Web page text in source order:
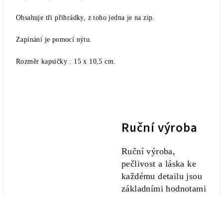
Obsahuje tři přihrádky, z toho jedna je na zip.
Zapínání je pomocí nýtu.
Rozměr kapsičky : 15 x 10,5 cm.
Ruční výroba
Ruční výroba,
pečlivost a láska ke
každému detailu jsou
základními hodnotami